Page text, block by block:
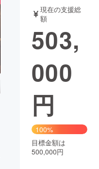
音楽
ゲーム・サ
CAMPFIRE Creation
ya コミュニティ
現在の支援総
額
503,
000
円
100%
目標金額は
500,000円